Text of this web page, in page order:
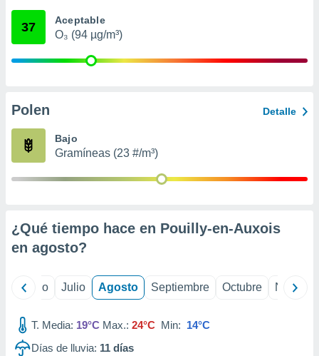
mediante
publicidad
de
37 Aceptable
O₃ (94 µg/m³)
Polen Detalle
Bajo
Gramíneas (23 #/m³)
¿Qué tiempo hace en Pouilly-en-Auxois
en agosto?
Junio Julio Agosto Septiembre Octubre
T. Media: 19°C Max.: 24°C Min: 14°C
Días de lluvia: 11 días